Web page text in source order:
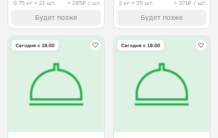
0.75 кг ≈ 21 шт. ≈ 285₽ / шт.
Будет позже
2 кг ≈ 35 шт. ≈ 371₽ / шт.
Будет позже
Сегодня с 18:00 Сегодня с 18:00